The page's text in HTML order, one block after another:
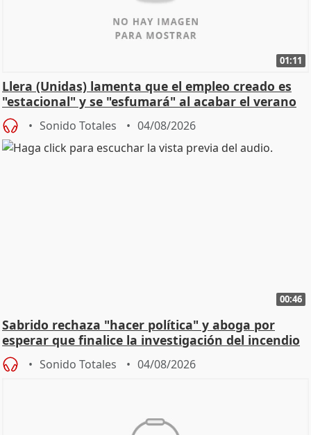
01:11
Llera (Unidas) lamenta que el empleo creado es
"estacional" y se "esfumará" al acabar el verano
Sonido Totales 04/08/2026
00:46
Sabrido rechaza "hacer política" y aboga por
esperar que finalice la investigación del incendio
Sonido Totales 04/08/2026